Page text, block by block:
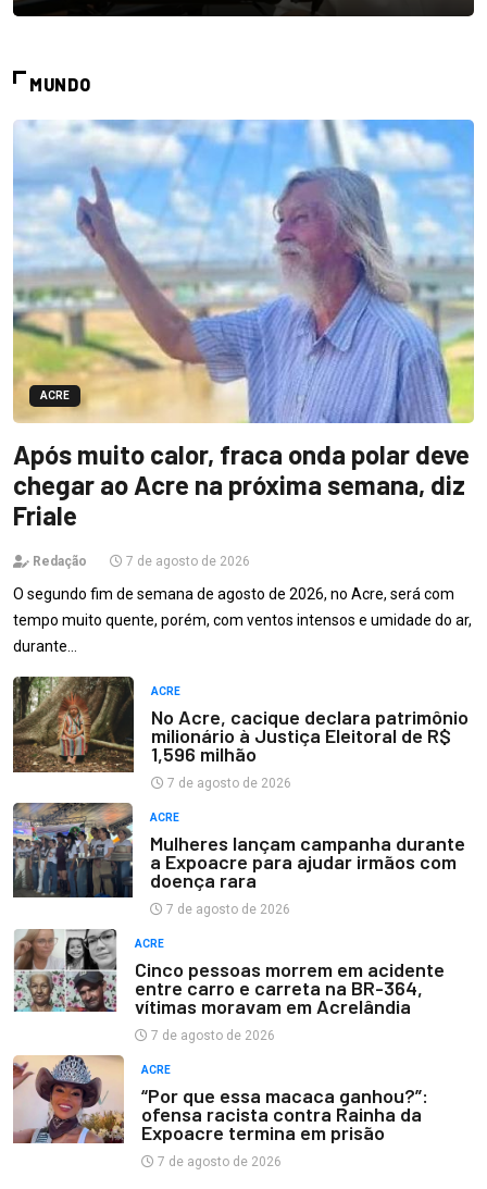
MUNDO
ACRE
Após muito calor, fraca onda polar deve
chegar ao Acre na próxima semana, diz
Friale
Redação 7 de agosto de 2026
O segundo fim de semana de agosto de 2026, no Acre, será com
tempo muito quente, porém, com ventos intensos e umidade do ar,
durante…
ACRE
No Acre, cacique declara patrimônio
milionário à Justiça Eleitoral de R$
1,596 milhão
7 de agosto de 2026
ACRE
Mulheres lançam campanha durante
a Expoacre para ajudar irmãos com
doença rara
7 de agosto de 2026
ACRE
Cinco pessoas morrem em acidente
entre carro e carreta na BR-364,
vítimas moravam em Acrelândia
7 de agosto de 2026
ACRE
“Por que essa macaca ganhou?”:
ofensa racista contra Rainha da
Expoacre termina em prisão
7 de agosto de 2026